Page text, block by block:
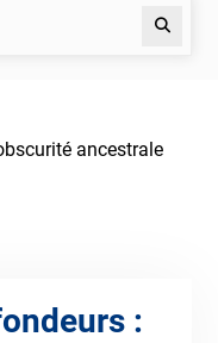
Search
ancestrale
: